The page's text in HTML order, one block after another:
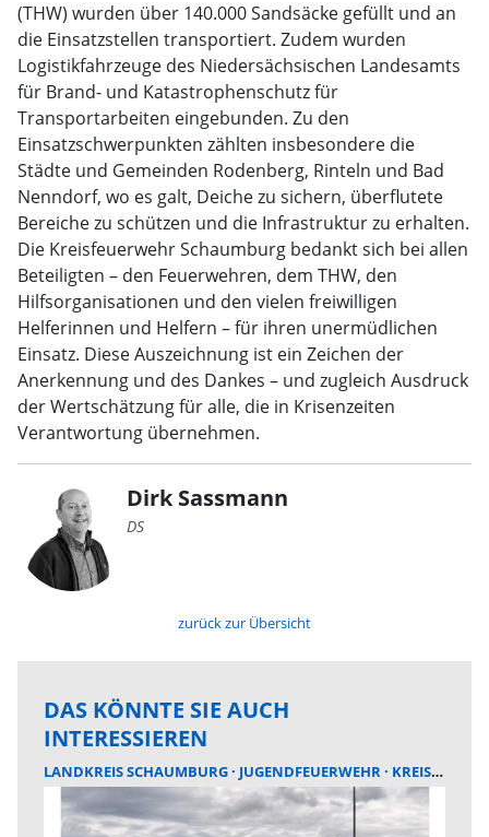
(THW) wurden über 140.000 Sandsäcke gefüllt und an
die Einsatzstellen transportiert. Zudem wurden
Logistikfahrzeuge des Niedersächsischen Landesamts
für Brand- und Katastrophenschutz für
Transportarbeiten eingebunden. Zu den
Einsatzschwerpunkten zählten insbesondere die
Städte und Gemeinden Rodenberg, Rinteln und Bad
Nenndorf, wo es galt, Deiche zu sichern, überflutete
Bereiche zu schützen und die Infrastruktur zu erhalten.
Die Kreisfeuerwehr Schaumburg bedankt sich bei allen
Beteiligten – den Feuerwehren, dem THW, den
Hilfsorganisationen und den vielen freiwilligen
Helferinnen und Helfern – für ihren unermüdlichen
Einsatz. Diese Auszeichnung ist ein Zeichen der
Anerkennung und des Dankes – und zugleich Ausdruck
der Wertschätzung für alle, die in Krisenzeiten
Verantwortung übernehmen.
Dirk Sassmann
DS
zurück zur Übersicht
DAS KÖNNTE SIE AUCH
INTERESSIEREN
LANDKREIS SCHAUMBURG JUGENDFEUERWEHR KREISFEUERWEHR SCHAUMBURG